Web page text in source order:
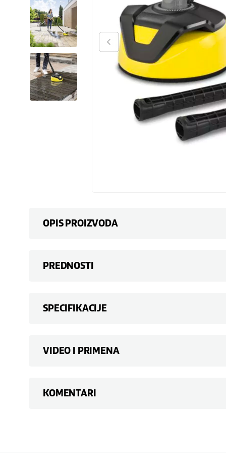
OPIS PROIZVODA
PREDNOSTI
SPECIFIKACIJE
VIDEO I PRIMENA
KOMENTARI